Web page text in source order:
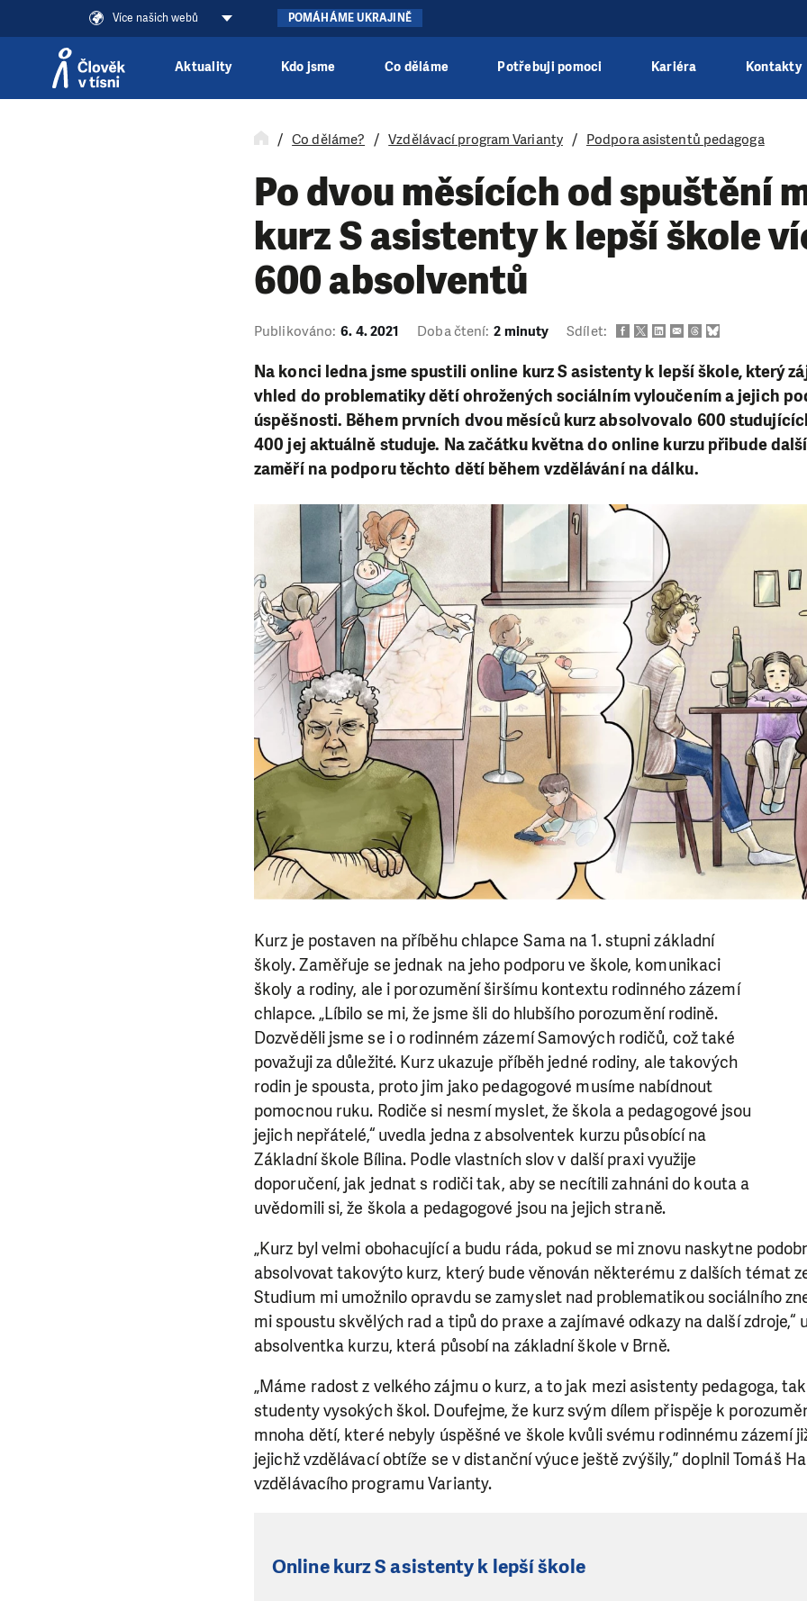
Více našich webů POMÁHÁME UKRAJINĚ
Aktuality Kdo jsme Co děláme Potřebuji pomoci Kariéra Kontakty
Co děláme? Vzdělávací program Varianty Podpora asistentů pedagoga
Po dvou měsících od spuštění
kurz S asistenty k lepší škole
600 absolventů
Publikováno: 6. 4. 2021 Doba čtení: 2 minuty Sdílet:
Na konci ledna jsme spustili online kurz S asistenty k lepší škole, který
vhled do problematiky dětí ohrožených sociálním vyloučením a jejich
úspěšnosti. Během prvních dvou měsíců kurz absolvovalo 600
400 jej aktuálně studuje. Na začátku května do online kurzu přibude
zaměří na podporu těchto dětí během vzdělávání na dálku.
Kurz je postaven na příběhu chlapce Sama na 1. stupni základní
školy. Zaměřuje se jednak na jeho podporu ve škole, komunikaci
školy a rodiny, ale i porozumění širšímu kontextu rodinného zázemí
chlapce. „Líbilo se mi, že jsme šli do hlubšího porozumění rodině.
Dozvěděli jsme se i o rodinném zázemí Samových rodičů, což také
považuji za důležité. Kurz ukazuje příběh jedné rodiny, ale takových
rodin je spousta, proto jim jako pedagogové musíme nabídnout
pomocnou ruku. Rodiče si nesmí myslet, že škola a pedagogové jsou
jejich nepřátelé,“ uvedla jedna z absolventek kurzu působící na
Základní škole Bílina. Podle vlastních slov v další praxi využije
doporučení, jak jednat s rodiči tak, aby se necítili zahnáni do kouta a
uvědomili si, že škola a pedagogové jsou na jejich straně.
„Kurz byl velmi obohacující a budu ráda, pokud se mi znovu naskytne
absolvovat takovýto kurz, který bude věnován některému z dalších témat
Studium mi umožnilo opravdu se zamyslet nad problematikou sociálního
mi spoustu skvělých rad a tipů do praxe a zajímavé odkazy na další zdroje,“
absolventka kurzu, která působí na základní škole v Brně.
„Máme radost z velkého zájmu o kurz, a to jak mezi asistenty pedagoga,
studenty vysokých škol. Doufejme, že kurz svým dílem přispěje k
mnoha dětí, které nebyly úspěšné ve škole kvůli svému rodinnému zázemí
jejichž vzdělávací obtíže se v distanční výuce ještě zvýšily,” doplnil Tomáš
vzdělávacího programu Varianty.
Online kurz S asistenty k lepší škole
LÍBÍ SE VÁM, CO DĚLÁME?